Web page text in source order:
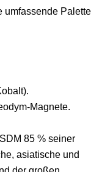
umfassende Palette
Magnete.
85 % seiner
asiatische und